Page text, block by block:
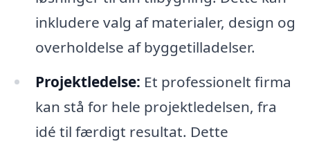
inkludere valg af materialer, design og
overholdelse af byggetilladelser.
Projektledelse: Et professionelt firma
kan stå for hele projektledelsen, fra
idé til færdigt resultat. Dette